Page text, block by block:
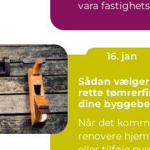
vara
16. jan
Sådan
rette
dine
Når det
renovere